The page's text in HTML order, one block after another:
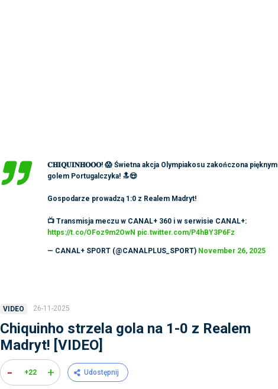
𝐂𝐇𝐈𝐐𝐔𝐈𝐍𝐇𝐎𝐎𝐎! 😱 Świetna akcja Olympiakosu zakończona pięknym
golem Portugalczyka! 🔝😍
Gospodarze prowadzą 1:0 z Realem Madryt!
📺 Transmisja meczu w CANAL+ 360 i w serwisie CANAL+:
https://t.co/OFoz9m2OwN pic.twitter.com/P4hBY3P6Fz
— CANAL+ SPORT (@CANALPLUS_SPORT) November 26, 2025
VIDEO 26-11-2025
Chiquinho strzela gola na 1-0 z Realem
Madryt! [VIDEO]
- +22 + Udostępnij